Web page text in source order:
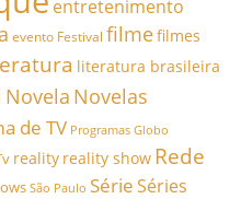
entretenimento
evento Festival filmefilmes
literatura brasileira
Novela Novelas
de TV Programas Globo
reality reality show Rede
São Paulo SérieSéries